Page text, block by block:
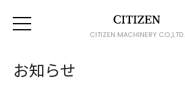
CITIZEN MACHINERY CO.,LTD.
お知らせ